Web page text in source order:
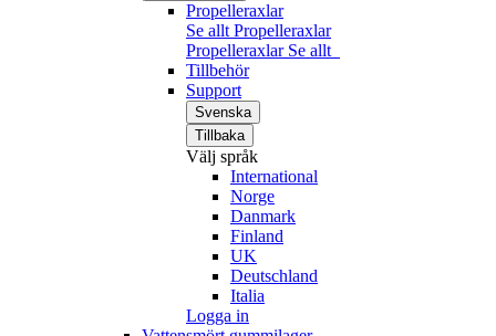
Propelleraxlar
Se allt Propelleraxlar
Propelleraxlar Se allt
Tillbehör
Support
Svenska
Tillbaka
Välj språk
International
Norge
Danmark
Finland
UK
Deutschland
Italia
Logga in